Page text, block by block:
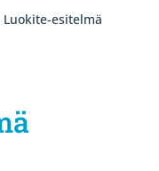
Luokite-esitelmä